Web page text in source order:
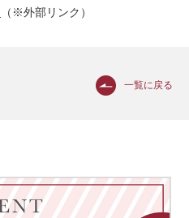
（※外部リンク）
一覧に戻る